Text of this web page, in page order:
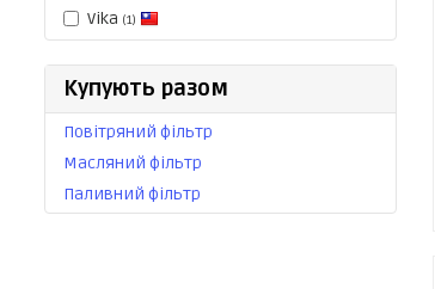
Vika (1)
Купують разом
Повітряний фільтр
Масляний фільтр
Паливний фільтр